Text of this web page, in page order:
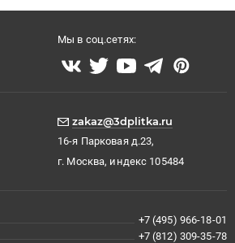
Мы в соц.сетях:
zakaz@3dplitka.ru
16-я Парковая д.23,
г. Москва, индекс 105484
+7 (495) 966-18-01
+7 (812) 309-35-78